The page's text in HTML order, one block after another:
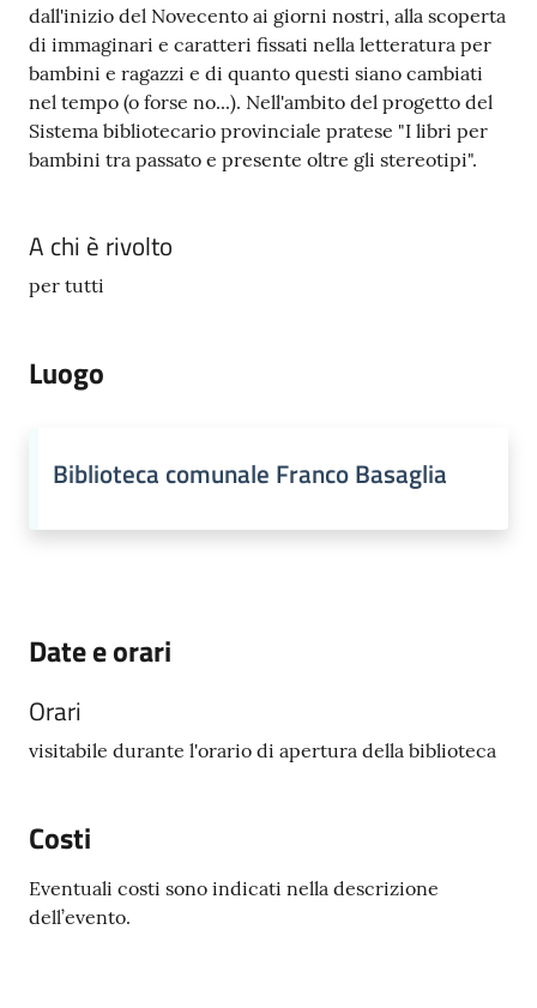
dall'inizio del Novecento ai giorni nostri, alla scoperta
di immaginari e caratteri fissati nella letteratura per
bambini e ragazzi e di quanto questi siano cambiati
nel tempo (o forse no...). Nell'ambito del progetto del
Sistema bibliotecario provinciale pratese "I libri per
bambini tra passato e presente oltre gli stereotipi".
A chi è rivolto
per tutti
Luogo
Biblioteca comunale Franco Basaglia
Date e orari
Orari
visitabile durante l'orario di apertura della biblioteca
Costi
Eventuali costi sono indicati nella descrizione
dell’evento.